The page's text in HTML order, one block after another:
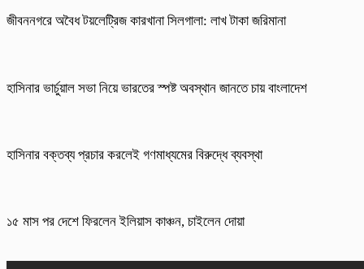
জীবননগরে অবৈধ টয়লেট্রিজ কারখানা সিলগালা: লাখ টাকা জরিমানা
হাসিনার ভার্চুয়াল সভা নিয়ে ভারতের স্পষ্ট অবস্থান জানতে চায় বাংলাদেশ
হাসিনার বক্তব্য প্রচার করলেই গণমাধ্যমের বিরুদ্ধে ব্যবস্থা
১৫ মাস পর দেশে ফিরলেন ইলিয়াস কাঞ্চন, চাইলেন দোয়া